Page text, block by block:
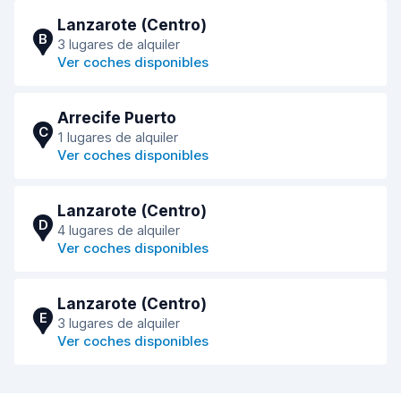
B
Lanzarote (Centro)
3 lugares de alquiler
Ver coches disponibles
C
Arrecife Puerto
1 lugares de alquiler
Ver coches disponibles
D
Lanzarote (Centro)
4 lugares de alquiler
Ver coches disponibles
E
Lanzarote (Centro)
3 lugares de alquiler
Ver coches disponibles